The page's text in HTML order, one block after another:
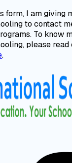
form, I am giving
to contact
To know
please read
.